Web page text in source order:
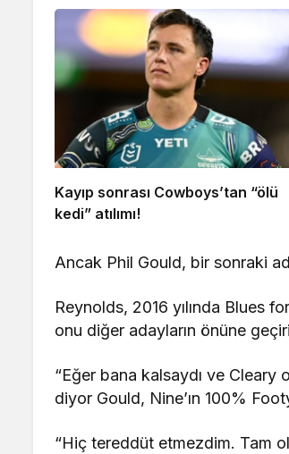
Kayıp sonrası Cowboys’tan “ölü
kedi” atılımı!
Ancak Phil Gould, bir sonraki
Reynolds, 2016 yılında Blues
onu diğer adayların önüne
“Eğer bana kalsaydı ve Cleary
diyor Gould, Nine’ın 100%
“Hiç tereddüt etmezdim. Tam